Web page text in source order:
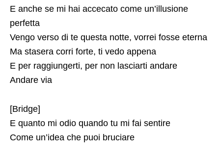
E anche se mi hai accecato come un’illusione
perfetta
Vengo verso di te questa notte, vorrei fosse eterna
Ma stasera corri forte, ti vedo appena
E per raggiungerti, per non lasciarti andare
Andare via
[Bridge]
E quanto mi odio quando tu mi fai sentire
Come un’idea che puoi bruciare